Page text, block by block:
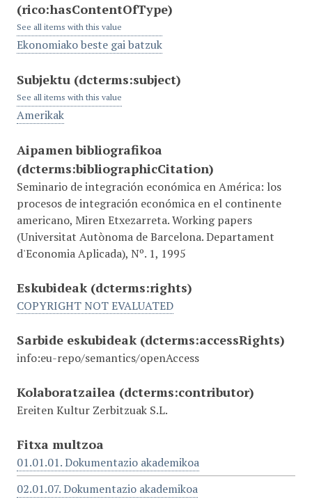
(rico:hasContentOfType)
See all items with this value
Ekonomiako beste gai batzuk
Subjektu (dcterms:subject)
See all items with this value
Amerikak
Aipamen bibliografikoa
(dcterms:bibliographicCitation)
Seminario de integración económica en América: los
procesos de integración económica en el continente
americano, Miren Etxezarreta. Working papers
(Universitat Autònoma de Barcelona. Departament
d'Economia Aplicada), Nº. 1, 1995
Eskubideak (dcterms:rights)
COPYRIGHT NOT EVALUATED
Sarbide eskubideak (dcterms:accessRights)
info:eu-repo/semantics/openAccess
Kolaboratzailea (dcterms:contributor)
Ereiten Kultur Zerbitzuak S.L.
Fitxa multzoa
01.01.01. Dokumentazio akademikoa
02.01.07. Dokumentazio akademikoa